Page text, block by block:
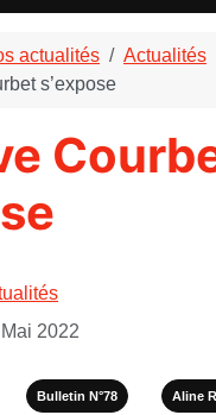
actualités
Actualités
s’expose
2022
Bulletin N°78 Aline